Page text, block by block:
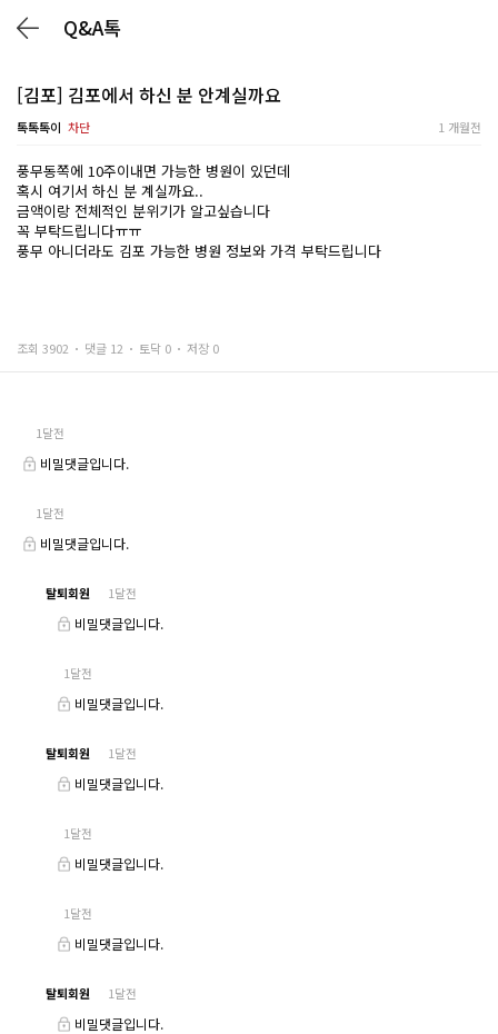
Q&A톡
[김포] 김포에서 하신 분 안계실까요
톡톡톡이 차단 1 개월전
풍무동쪽에 10주이내면 가능한 병원이 있던데
혹시 여기서 하신 분 계실까요..
금액이랑 전체적인 분위기가 알고싶습니다
꼭 부탁드립니다ㅠㅠ
풍무 아니더라도 김포 가능한 병원 정보와 가격 부탁드립니다
조회 3902 댓글 12 토닥 0 저장 0
1달전
비밀댓글입니다.
1달전
비밀댓글입니다.
탈퇴회원 1달전
비밀댓글입니다.
1달전
비밀댓글입니다.
탈퇴회원 1달전
비밀댓글입니다.
1달전
비밀댓글입니다.
1달전
비밀댓글입니다.
탈퇴회원 1달전
비밀댓글입니다.